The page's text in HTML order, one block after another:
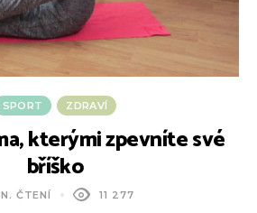
SPORT ZDRAVÍ
kterými zpevníte své
bříško
ČTENÍ 11 277